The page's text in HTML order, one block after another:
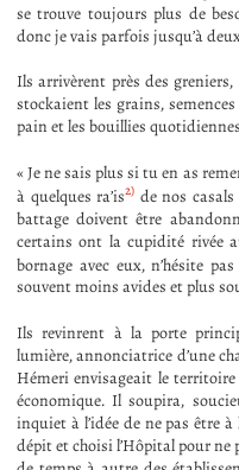
se trouve toujours plus de
donc je vais parfois jusqu’à
Ils arrivèrent près des
stockaient les grains,
pain et les bouillies
« Je ne sais plus si tu en as
à quelques ra’is2) de nos
battage doivent être
certains ont la cupidité rivée
bornage avec eux, n’hésite
souvent moins avides et plus
Ils revinrent à la porte
lumière, annonciatrice d’une
Hémeri envisageait le
économique. Il soupira,
inquiet à l’idée de ne pas être
dépit et choisi l’Hôpital pour ne